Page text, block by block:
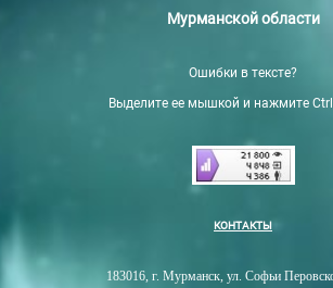
Мурманской области
Ошибки в тексте?
Выделите ее мышкой и нажмите Ctrl
КОНТАКТЫ
183016, г. Мурманск, ул. Софьи